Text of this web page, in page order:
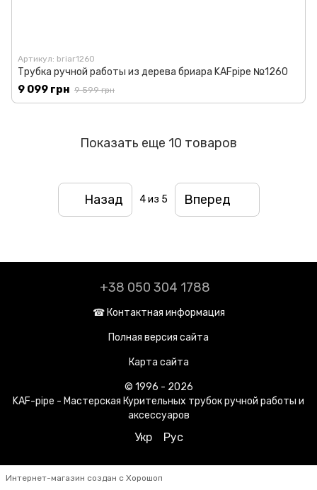
Артикул: briar1260
Трубка ручной работы из дерева бриара KAFpipe №1260
9 099 грн 9 599 грн
Показать еще 10 товаров
Назад 4из 5 Вперед
+38 050 304 1788
☎︎ Контактная информация
Полная версия сайта
Карта сайта
© 1996 - 2026
KAF-pipe - Мастерская Курительных трубок ручной работы и
аксессуаров
Укр Рус
Интернет-магазин создан с Хорошоп